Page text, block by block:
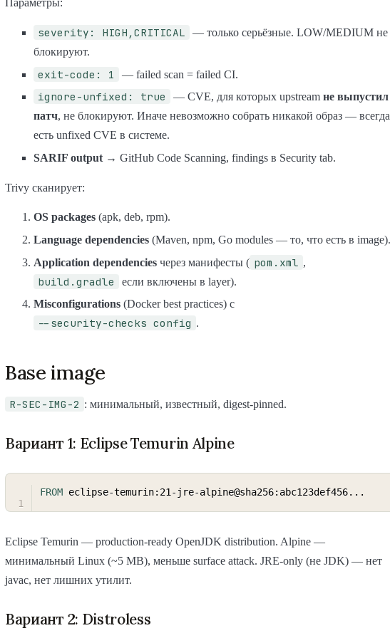
Параметры:
severity: HIGH,CRITICAL
— только серьёзные. LOW/MEDIUM не
блокируют.
exit-code: 1 — failed scan = failed CI.
ignore-unfixed: true — CVE, для которых upstream не выпустил
патч, не блокируют. Иначе невозможно собрать никакой образ — всегда
есть unfixed CVE в системе.
SARIF output → GitHub Code Scanning, findings в Security tab.
Trivy сканирует:
OS packages (apk, deb, rpm).
Language dependencies (Maven, npm, Go modules — то, что есть в image).
Application dependencies через манифесты ( pom.xml ,
build.gradle
если включены в layer).
Misconfigurations (Docker best practices) с
--security-checks config .
Base image
R-SEC-IMG-2 : минимальный, известный, digest-pinned.
Вариант 1: Eclipse Temurin Alpine
FROM eclipse-temurin:21-jre-alpine@sha256:abc123def456...
Eclipse Temurin — production-ready OpenJDK distribution. Alpine —
минимальный Linux (~5 MB), меньше surface attack. JRE-only (не JDK) — нет
javac, нет лишних утилит.
Вариант 2: Distroless